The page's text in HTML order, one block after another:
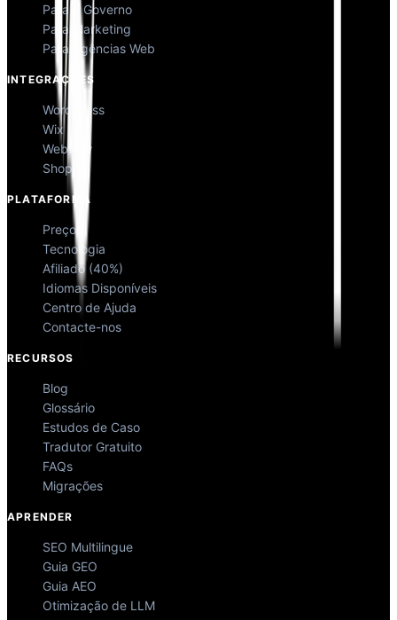
Para o Governo
Para Marketing
Para Agências Web
INTEGRAÇÕES
WordPress
Wix
Webflow
Shopify
PLATAFORMA
Preços
Tecnologia
Afiliado (40%)
Idiomas Disponíveis
Centro de Ajuda
Contacte-nos
RECURSOS
Blog
Glossário
Estudos de Caso
Tradutor Gratuito
FAQs
Migrações
APRENDER
SEO Multilingue
Guia GEO
Guia AEO
Otimização de LLM